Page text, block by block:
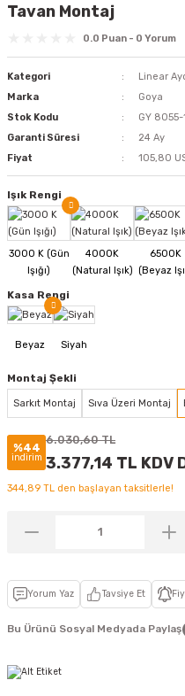
Tavan Montaj
0.0 Puan - 0 Yorum
Kategori Linear
Marka
Goya
Stok Kodu
GY 8055-
Garanti Süresi
24 Ay
Fiyat
105,80
Işık Rengi
Kasa Rengi
Montaj Şekli
Sarkıt Montaj Sıva Üzeri Montaj
%44
indirim
6.030,60 TL
3.377,14 TL KDV
344,89 TL den başlayan taksitlerle!
Yorum Yaz Tavsiye Et
Bu Ürünü Sosyal Medyada Paylaş